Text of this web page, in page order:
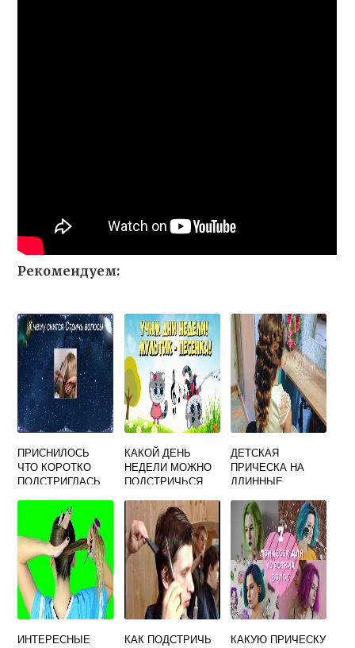
Рекомендуем:
ПРИСНИЛОСЬ
ЧТО КОРОТКО
ПОДСТРИГЛАСЬ
КАКОЙ ДЕНЬ
НЕДЕЛИ МОЖНО
ПОДСТРИЧЬСЯ
ДЕТСКАЯ
ПРИЧЕСКА НА
ДЛИННЫЕ
РУКАМИ
ИНТЕРЕСНЫЕ
КАК ПОДСТРИЧЬ
КАКУЮ ПРИЧЕСКУ